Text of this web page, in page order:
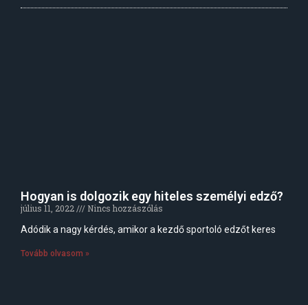
Hogyan is dolgozik egy hiteles személyi edző?
július 11, 2022
Nincs hozzászólás
Adódik a nagy kérdés, amikor a kezdő sportoló edzőt keres
Tovább olvasom »